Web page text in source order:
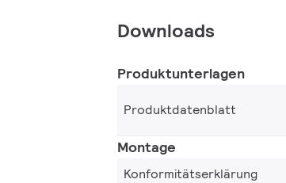
Downloads
Produktunterlagen
Produktdatenblatt
Montage
Konformitätserklärung